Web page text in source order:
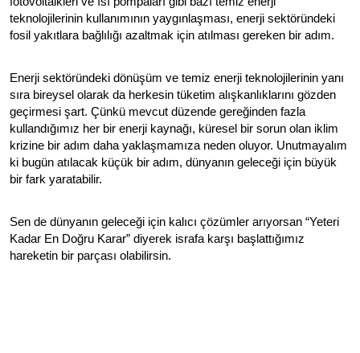
teknolojilerinin kullanımının yaygınlaşması, enerji sektöründeki
fosil yakıtlara bağlılığı azaltmak için atılması gereken bir adım.
Enerji sektöründeki dönüşüm ve temiz enerji teknolojilerinin yanı
sıra bireysel olarak da herkesin tüketim alışkanlıklarını gözden
geçirmesi şart. Çünkü mevcut düzende gereğinden fazla
kullandığımız her bir enerji kaynağı, küresel bir sorun olan iklim
krizine bir adım daha yaklaşmamıza neden oluyor. Unutmayalım
ki bugün atılacak küçük bir adım, dünyanın geleceği için büyük
bir fark yaratabilir.
Sen de dünyanın geleceği için kalıcı çözümler arıyorsan “Yeteri
Kadar En Doğru Karar” diyerek israfa karşı başlattığımız
hareketin bir parçası olabilirsin.